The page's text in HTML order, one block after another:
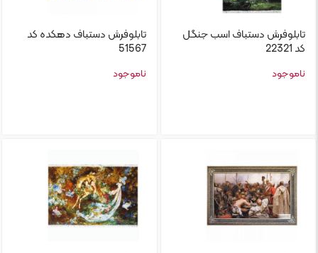
تابلو‌فرش دستباف اسب جنگل
کد 22321
ناموجود
تابلو‌فرش دستباف دهکده کد
51567
ناموجود